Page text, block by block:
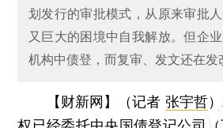
划发行的审批模式，从原来审批
又巨大的困境中自我解放。但企
机构中债登，而复审、发文还在发
【财新网】（记者 张宇哲）